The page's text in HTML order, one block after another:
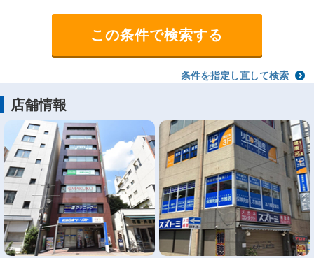
条件を指定し直して検索
店舗情報